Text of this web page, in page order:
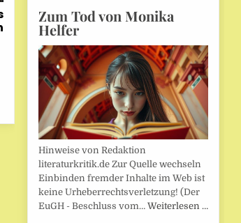
Zum Tod von Monika
Helfer
Hinweise von Redaktion
literaturkritik.de Zur Quelle wechseln
Einbinden fremder Inhalte im Web ist
keine Urheberrechtsverletzung! (Der
EuGH - Beschluss vom… Weiterlesen …